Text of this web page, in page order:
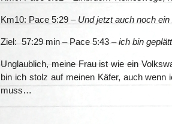
Km10: Pace 5:29 – Und jetzt auch noch
Ziel: 57:29 min – Pace 5:43 –ich bin
Unglaublich, meine Frau ist wie ein
bin ich stolz auf meinen Käfer, auch wenn
muss…